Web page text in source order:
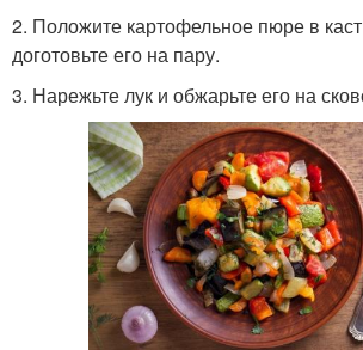
2. Положите картофельное пюре в
доготовьте его на пару.
3. Нарежьте лук и обжарьте его на